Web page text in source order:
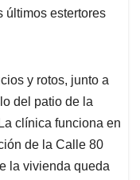
últimos estertores
y rotos, junto a
del patio de la
clínica funciona en
de la Calle 80
la vivienda queda